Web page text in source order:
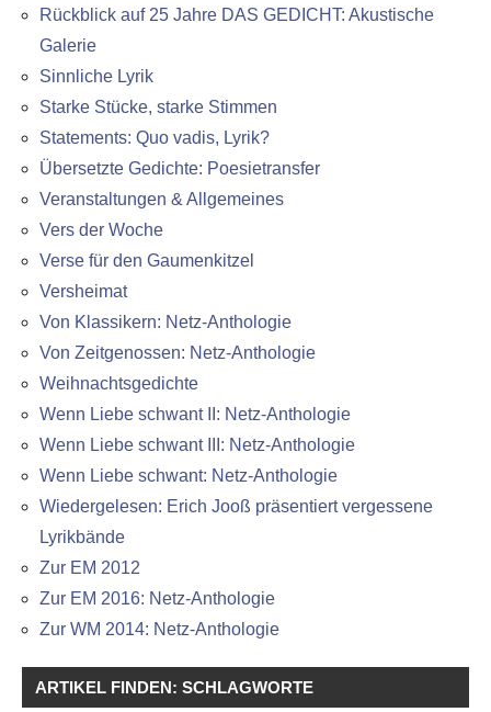
Rückblick auf 25 Jahre DAS GEDICHT: Akustische
Galerie
Sinnliche Lyrik
Starke Stücke, starke Stimmen
Statements: Quo vadis, Lyrik?
Übersetzte Gedichte: Poesietransfer
Veranstaltungen & Allgemeines
Vers der Woche
Verse für den Gaumenkitzel
Versheimat
Von Klassikern: Netz-Anthologie
Von Zeitgenossen: Netz-Anthologie
Weihnachtsgedichte
Wenn Liebe schwant II: Netz-Anthologie
Wenn Liebe schwant III: Netz-Anthologie
Wenn Liebe schwant: Netz-Anthologie
Wiedergelesen: Erich Jooß präsentiert vergessene
Lyrikbände
Zur EM 2012
Zur EM 2016: Netz-Anthologie
Zur WM 2014: Netz-Anthologie
ARTIKEL FINDEN: SCHLAGWORTE